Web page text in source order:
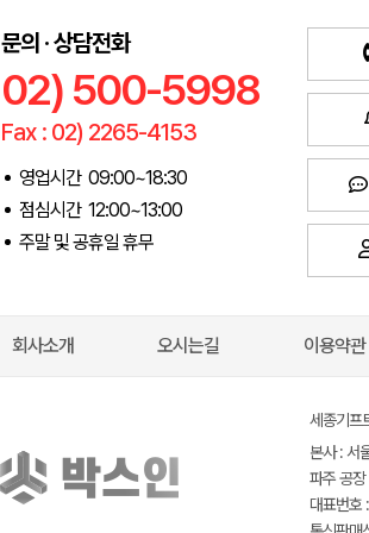
문의 · 상담전화
02) 500-5998
Fax : 02) 2265-4153
영업시간 09:00~18:30
점심시간 12:00~13:00
주말 및 공휴일 휴무
회사소개 오시는길 이용약관
세종기
본사 : 서
파주 공
대표번